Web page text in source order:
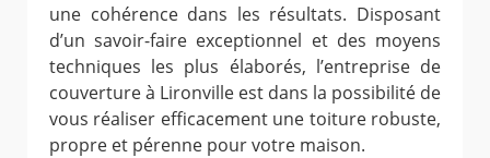
une cohérence dans les résultats. Disposant
d’un savoir-faire exceptionnel et des moyens
techniques les plus élaborés, l’entreprise de
couverture à Lironville est dans la possibilité de
vous réaliser efficacement une toiture robuste,
propre et pérenne pour votre maison.